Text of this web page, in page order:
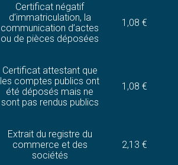
Certificat négatif
d’immatriculation, la
communication d’actes
ou de pièces déposées
1,08 €
Certificat attestant que
les comptes publics ont
été déposés mais ne
sont pas rendus publics
1,08 €
Extrait du registre du
commerce et des
sociétés
2,13 €